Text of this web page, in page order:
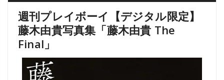
週刊プレイボーイ【デジタル限定】
藤木由貴写真集「藤木由貴 The
Final」